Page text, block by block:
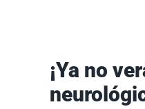
¡Ya no